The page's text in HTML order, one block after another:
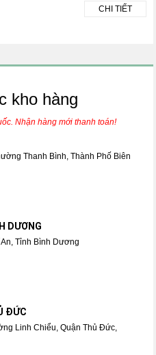
CHI TIẾT
kho hàng
Nhận hàng mới thanh toán!
Thanh Bình, Thành Phố Biên
DƯƠNG
Tỉnh Bình Dương
ĐỨC
Linh Chiểu, Quận Thủ Đức,